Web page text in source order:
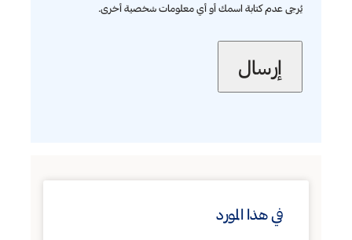
يُرجى عدم كتابة اسمك أو أي معلومات شخصية أخرى.
في هذا المورد